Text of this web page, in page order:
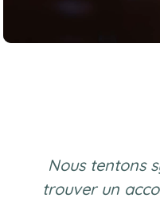
Nous tentons
trouver un